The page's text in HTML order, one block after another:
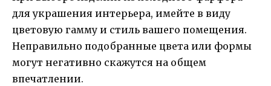
для украшения интерьера, имейте в виду
цветовую гамму и стиль вашего помещения.
Неправильно подобранные цвета или формы
могут негативно скажутся на общем
впечатлении.